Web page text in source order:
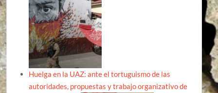
Huelga en la UAZ: ante el tortuguismo de las
autoridades, propuestas y trabajo organizativo de